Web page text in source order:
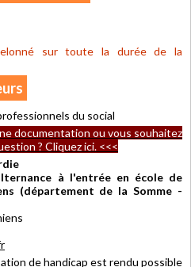
sur toute la durée de la
du social
documentation ou vous souhaitez
? Cliquez ici. <<<
à l'entrée en école de
(département de la Somme -
de handicap est rendu possible